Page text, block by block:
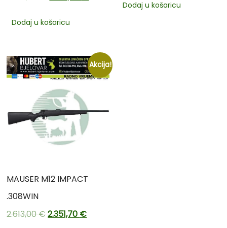
Dodaj u košaricu
Dodaj u košaricu
Akcija!
MAUSER M12 IMPACT
.308WIN
2.613,00€2.351,70 €